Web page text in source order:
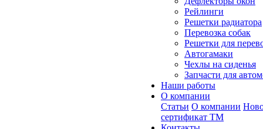
Рейлинги
Решетки радиатора
Перевозка собак
Решетки для
Автогамаки
Чехлы на сиденья
Запчасти для
Наши работы
О компании
Статьи О компании
сертификат ТМ